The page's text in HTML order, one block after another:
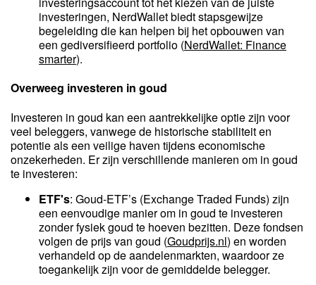
investeringen, NerdWallet biedt stapsgewijze
begeleiding die kan helpen bij het opbouwen van
een gediversifieerd portfolio​ (NerdWallet: Finance
smarter)​.
Overweeg investeren in goud
Investeren in goud kan een aantrekkelijke optie zijn voor
veel beleggers, vanwege de historische stabiliteit en
potentie als een veilige haven tijdens economische
onzekerheden. Er zijn verschillende manieren om in goud
te investeren:
ETF's: Goud-ETF’s (Exchange Traded Funds) zijn
een eenvoudige manier om in goud te investeren
zonder fysiek goud te hoeven bezitten. Deze fondsen
volgen de prijs van goud (Goudprijs.nl) en worden
verhandeld op de aandelenmarkten, waardoor ze
toegankelijk zijn voor de gemiddelde belegger.